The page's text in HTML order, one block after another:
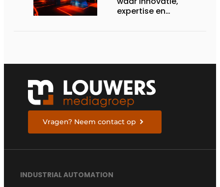
expertise en
Vragen? Neem contact op
INDUSTRIAL AUTOMATION